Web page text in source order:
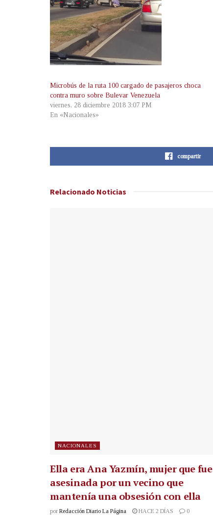
Microbús de la ruta 100 cargado de pasajeros choca
contra muro sobre Bulevar Venezuela
viernes, 28 diciembre 2018 3:07 PM
En «Nacionales»
compartir
Relacionado Noticias
NACIONALES
Ella era Ana Yazmín, mujer que fue
asesinada por un vecino que
mantenía una obsesión con ella
por Redacción Diario La Página HACE 2 DÍAS 0